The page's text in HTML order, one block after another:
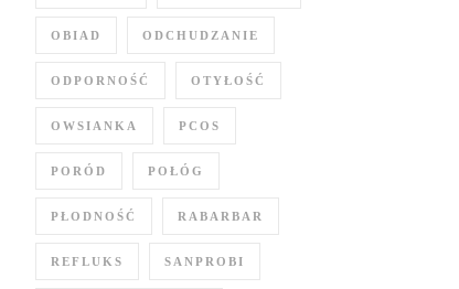
OBIAD ODCHUDZANIE
ODPORNOŚĆ OTYŁOŚĆ
OWSIANKA PCOS
PORÓD POŁÓG
PŁODNOŚĆ RABARBAR
REFLUKS SANPROBI